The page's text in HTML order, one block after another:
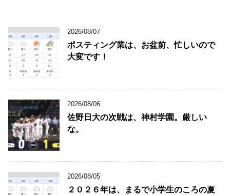
2026/08/07
ポスティング業は、お盆前、忙しいので
大変です！
2026/08/06
佐野日大の次戦は、神村学園。厳しい
な。
2026/08/05
２０２６年は、まるで小学生のころの夏